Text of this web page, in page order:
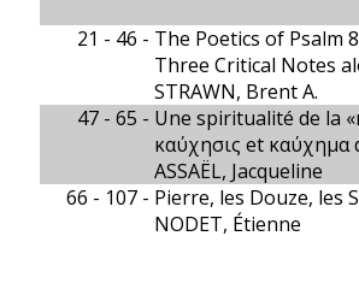
21 - 46 - The Poetics of Psalm
Three Critical Notes
STRAWN, Brent A.
47 - 65 - Une spiritualité de la
καύχησις et καύχημα
ASSAËL, Jacqueline
66 - 107 - Pierre, les Douze, les
NODET, Étienne